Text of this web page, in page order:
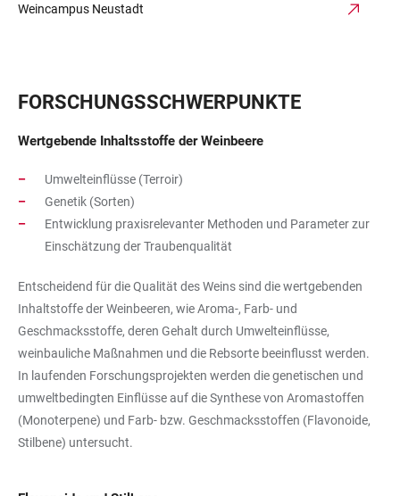
Weincampus Neustadt
FORSCHUNGSSCHWERPUNKTE
Wertgebende Inhaltsstoffe der Weinbeere
Umwelteinflüsse (Terroir)
Genetik (Sorten)
Entwicklung praxisrelevanter Methoden und Parameter zur
Einschätzung der Traubenqualität
Entscheidend für die Qualität des Weins sind die wertgebenden
Inhaltstoffe der Weinbeeren, wie Aroma-, Farb- und
Geschmacksstoffe, deren Gehalt durch Umwelteinflüsse,
weinbauliche Maßnahmen und die Rebsorte beeinflusst werden.
In laufenden Forschungsprojekten werden die genetischen und
umweltbedingten Einflüsse auf die Synthese von Aromastoffen
(Monoterpene) und Farb- bzw. Geschmacksstoffen (Flavonoide,
Stilbene) untersucht.